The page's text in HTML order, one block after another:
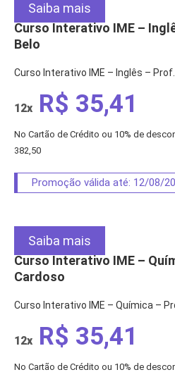
Saiba mais
Curso Interativo IME –
Belo
Curso Interativo IME – Inglês –
12x R$ 35,41
No Cartão de Crédito ou 10% de
382,50
Promoção válida até: 12/08/
Saiba mais
Curso Interativo IME –
Cardoso
Curso Interativo IME – Química –
12x R$ 35,41
No Cartão de Crédito ou 10% de